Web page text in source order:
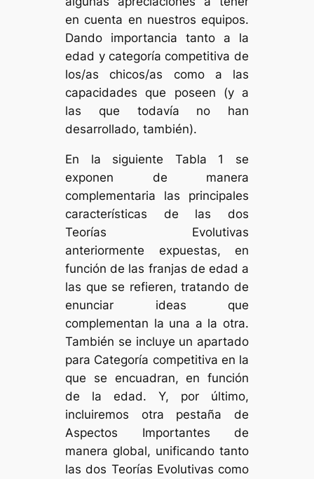
en cuenta en nuestros equipos.
Dando importancia tanto a la
edad y categoría competitiva de
los/as chicos/as como a las
capacidades que poseen (y a
las que todavía no han
desarrollado, también).
En la siguiente Tabla 1 se
exponen de manera
complementaria las principales
características de las dos
Teorías Evolutivas
anteriormente expuestas, en
función de las franjas de edad a
las que se refieren, tratando de
enunciar ideas que
complementan la una a la otra.
También se incluye un apartado
para Categoría competitiva en la
que se encuadran, en función
de la edad. Y, por último,
incluiremos otra pestaña de
Aspectos Importantes de
manera global, unificando tanto
las dos Teorías Evolutivas como